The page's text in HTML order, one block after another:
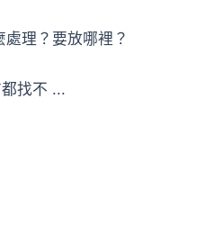
理？要放哪裡？
找不 ...